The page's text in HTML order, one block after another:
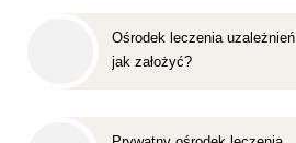
Ośrodek leczenia uzależnień
jak założyć?